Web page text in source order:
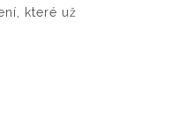
které už